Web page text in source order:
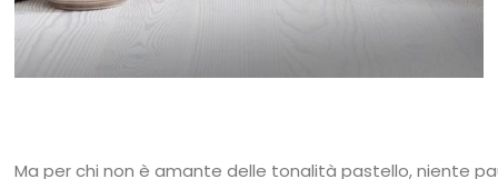
Ma per chi non è amante delle tonalità pastello, niente